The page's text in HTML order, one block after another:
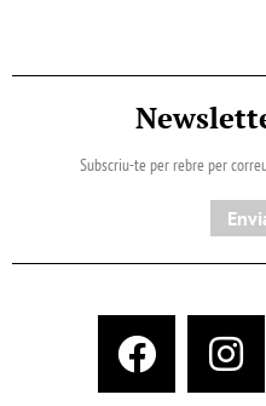
Subscriu-te per rebre per